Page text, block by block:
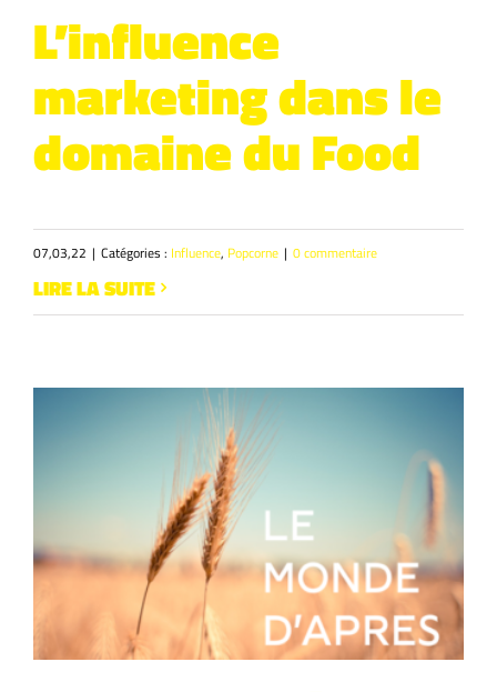
L’influence
marketing dans le
domaine du Food
07,03,22 | Catégories : Influence, Popcorne | 0 commentaire
LIRE LA SUITE